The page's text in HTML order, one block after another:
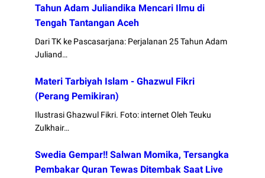
Tahun Adam Juliandika Mencari Ilmu di
Tengah Tantangan Aceh
Dari TK ke Pascasarjana: Perjalanan 25 Tahun Adam
Juliand…
Materi Tarbiyah Islam - Ghazwul Fikri
(Perang Pemikiran)
Ilustrasi Ghazwul Fikri. Foto: internet Oleh Teuku
Zulkhair…
Swedia Gempar!! Salwan Momika, Tersangka
Pembakar Quran Tewas Ditembak Saat Live